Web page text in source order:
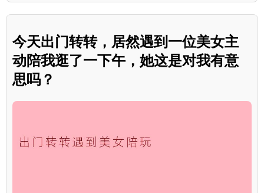
今天出门转转，居然遇到一位美女主
动陪我逛了一下午，她这是对我有意
思吗？